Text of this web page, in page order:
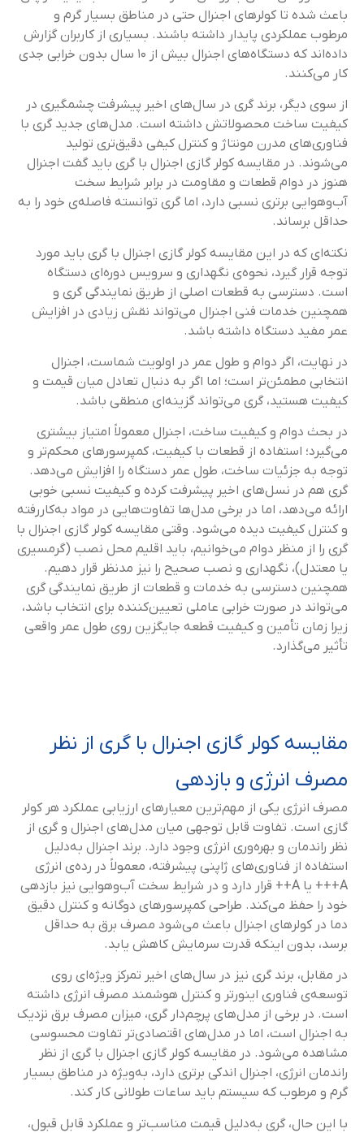
باعث شده تا کولرهای اجنرال حتی در مناطق بسیار گرم و
مرطوب عملکردی پایدار داشته باشند. بسیاری از کاربران گزارش
داده‌اند که دستگاه‌های اجنرال بیش از ۱۰ سال بدون خرابی جدی
کار می‌کنند.
از سوی دیگر، برند گری در سال‌های اخیر پیشرفت چشمگیری در
کیفیت ساخت محصولاتش داشته است. مدل‌های جدید گری با
فناوری‌های مدرن مونتاژ و کنترل کیفی دقیق‌تری تولید
می‌شوند. در مقایسه کولر گازی اجنرال با گری باید گفت اجنرال
هنوز در دوام قطعات و مقاومت در برابر شرایط سخت
آب‌و‌هوایی برتری نسبی دارد، اما گری توانسته فاصله‌ی خود را به
حداقل برساند.
نکته‌ای که در این مقایسه کولر گازی اجنرال با گری باید مورد
توجه قرار گیرد، نحوه‌ی نگهداری و سرویس دوره‌ای دستگاه
است. دسترسی به قطعات اصلی از طریق نمایندگی گری و
همچنین خدمات فنی اجنرال می‌تواند نقش زیادی در افزایش
عمر مفید دستگاه داشته باشد.
در نهایت، اگر دوام و طول عمر در اولویت شماست، اجنرال
انتخابی مطمئن‌تر است؛ اما اگر به دنبال تعادل میان قیمت و
کیفیت هستید، گری می‌تواند گزینه‌ای منطقی باشد.
در بحث دوام و کیفیت ساخت، اجنرال معمولاً امتیاز بیشتری
می‌گیرد؛ استفاده از قطعات با کیفیت، کمپرسورهای محکم‌تر و
توجه به جزئیات ساخت، طول عمر دستگاه را افزایش می‌دهد.
گری هم در نسل‌های اخیر پیشرفت کرده و کیفیت نسبی خوبی
ارائه می‌دهد، اما در برخی مدل‌ها تفاوت‌هایی در مواد به‌کاررفته
و کنترل کیفیت دیده می‌شود. وقتی مقایسه کولر گازی اجنرال با
گری را از منظر دوام می‌خوانیم، باید اقلیم محل نصب (گرمسیری
یا معتدل)، نگهداری و نصب صحیح را نیز مدنظر قرار دهیم.
همچنین دسترسی به خدمات و قطعات از طریق نمایندگی گری
می‌تواند در صورت خرابی عاملی تعیین‌کننده برای انتخاب باشد،
زیرا زمان تأمین و کیفیت قطعه جایگزین روی طول عمر واقعی
تأثیر می‌گذارد.
مقایسه کولر گازی اجنرال با گری از نظر
مصرف انرژی و بازدهی
مصرف انرژی یکی از مهم‌ترین معیارهای ارزیابی عملکرد هر کولر
گازی است. تفاوت قابل توجهی میان مدل‌های اجنرال و گری از
نظر راندمان و بهره‌وری انرژی وجود دارد. برند اجنرال به‌دلیل
استفاده از فناوری‌های ژاپنی پیشرفته، معمولاً در رده‌ی انرژی
A+++ یا A++ قرار دارد و در شرایط سخت آب‌و‌هوایی نیز بازدهی
خود را حفظ می‌کند. طراحی کمپرسورهای دوگانه و کنترل دقیق
دما در کولرهای اجنرال باعث می‌شود مصرف برق به حداقل
برسد، بدون اینکه قدرت سرمایش کاهش یابد.
در مقابل، برند گری نیز در سال‌های اخیر تمرکز ویژه‌ای روی
توسعه‌ی فناوری اینورتر و کنترل هوشمند مصرف انرژی داشته
است. در برخی از مدل‌های پرچم‌دار گری، میزان مصرف برق نزدیک
به اجنرال است، اما در مدل‌های اقتصادی‌تر تفاوت محسوسی
مشاهده می‌شود. در مقایسه کولر گازی اجنرال با گری از نظر
راندمان انرژی، اجنرال اندکی برتری دارد، به‌ویژه در مناطق بسیار
گرم و مرطوب که سیستم باید ساعات طولانی کار کند.
با این حال، گری به‌دلیل قیمت مناسب‌تر و عملکرد قابل قبول،